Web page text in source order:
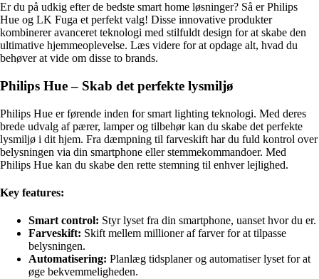
Er du på udkig efter de bedste smart home løsninger? Så er Philips
Hue og LK Fuga et perfekt valg! Disse innovative produkter
kombinerer avanceret teknologi med stilfuldt design for at skabe den
ultimative hjemmeoplevelse. Læs videre for at opdage alt, hvad du
behøver at vide om disse to brands.
Philips Hue – Skab det perfekte lysmiljø
Philips Hue er førende inden for smart lighting teknologi. Med deres
brede udvalg af pærer, lamper og tilbehør kan du skabe det perfekte
lysmiljø i dit hjem. Fra dæmpning til farveskift har du fuld kontrol over
belysningen via din smartphone eller stemmekommandoer. Med
Philips Hue kan du skabe den rette stemning til enhver lejlighed.
Key features:
Smart control: Styr lyset fra din smartphone, uanset hvor du er.
Farveskift: Skift mellem millioner af farver for at tilpasse
belysningen.
Automatisering: Planlæg tidsplaner og automatiser lyset for at
øge bekvemmeligheden.